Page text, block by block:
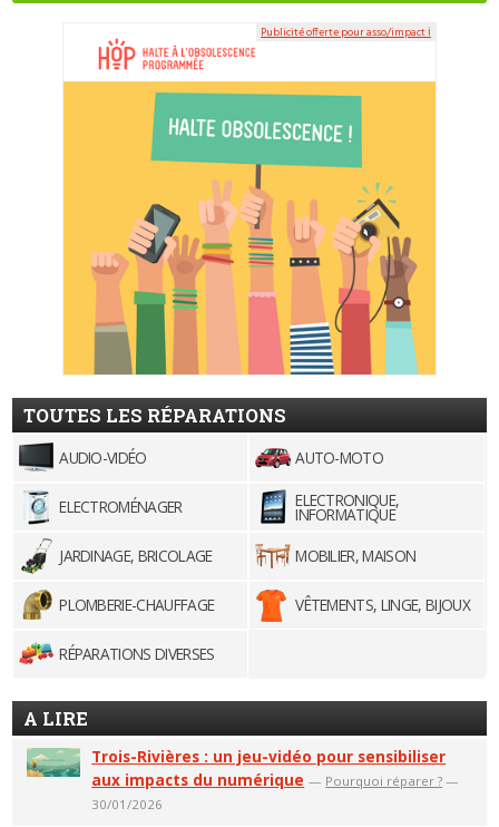
Publicité offerte pour asso/impact ℹ
TOUTES LES RÉPARATIONS
AUDIO-VIDÉO AUTO-MOTO
ELECTROMÉNAGER ELECTRONIQUE,
INFORMATIQUE
JARDINAGE, BRICOLAGE
MOBILIER, MAISON
PLOMBERIE-CHAUFFAGE VÊTEMENTS, LINGE, BIJOUX
RÉPARATIONS DIVERSES
A LIRE
Trois-Rivières : un jeu-vidéo pour sensibiliser
aux impacts du numérique — Pourquoi réparer ? —
30/01/2026